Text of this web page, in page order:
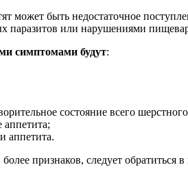
может быть недостаточное
паразитов или нарушениями
симптомами будут:
состояние всего
аппетита.
признаков, следует обратиться